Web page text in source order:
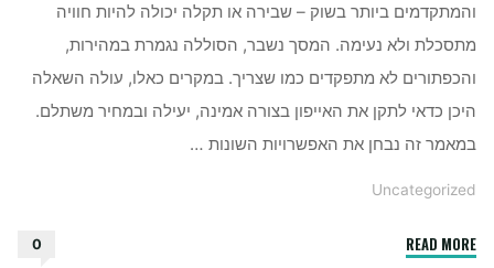
והמתקדמים ביותר בשוק – שבירה או תקלה יכולה להיות חוויה
מתסכלת ולא נעימה. המסך נשבר, הסוללה נגמרת במהירות,
והכפתורים לא מתפקדים כמו שצריך. במקרים כאלו, עולה השאלה
היכן כדאי לתקן את האייפון בצורה אמינה, יעילה ובמחיר משתלם.
במאמר זה נבחן את האפשרויות השונות …
Uncategorized
READ MORE
0